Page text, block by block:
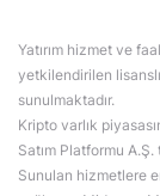
Yatırım hizmet ve
yetkilendirilen
sunulmaktadır.
Kripto varlık
Satım Platformu A.Ş.
Sunulan hizmetlere